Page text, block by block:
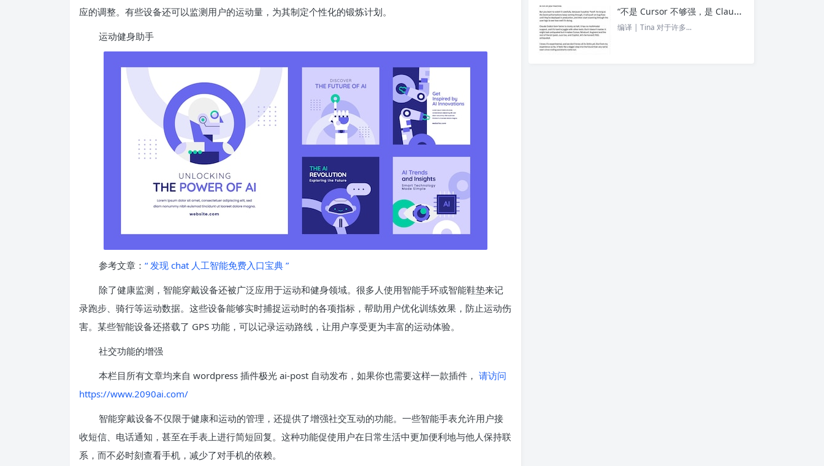
应的调整。有些设备还可以监测用户的运动量，为其制定个性化的锻炼计划。
运动健身助手
参考文章： “ 发现 chat 人工智能免费入口宝典 ”
除了健康监测，智能穿戴设备还被广泛应用于运动和健身领域。很多人使用智能手环或智能鞋垫来记
录跑步、骑行等运动数据。这些设备能够实时捕捉运动时的各项指标，帮助用户优化训练效果，防止运动伤
害。某些智能设备还搭载了 GPS 功能，可以记录运动路线，让用户享受更为丰富的运动体验。
社交功能的增强
本栏目所有文章均来自 wordpress 插件极光 ai-post 自动发布，如果你也需要这样一款插件， 请访问
https://www.2090ai.com/
智能穿戴设备不仅限于健康和运动的管理，还提供了增强社交互动的功能。一些智能手表允许用户接
收短信、电话通知，甚至在手表上进行简短回复。这种功能促使用户在日常生活中更加便利地与他人保持联
系，而不必时刻查看手机，减少了对手机的依赖。
“不是 Cursor 不够强，是 Claude Code 太猛了” ！创始人详解Claude Code如何改写编程方式 – 今日头条
编译 | Tina 对于许多...